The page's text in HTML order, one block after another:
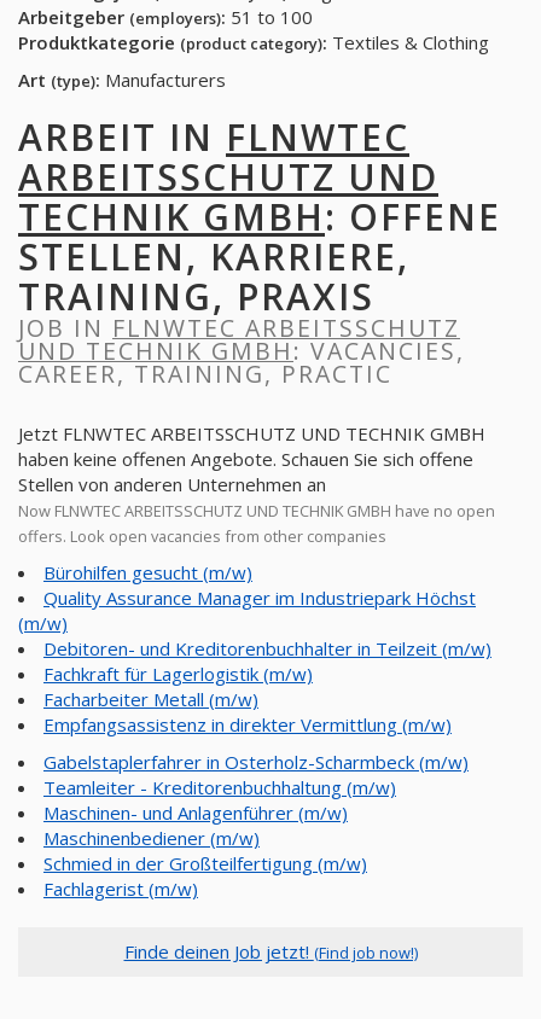
Arbeitgeber (employers): 51 to 100
Produktkategorie (product category): Textiles & Clothing
Art (type): Manufacturers
ARBEIT IN FLNWTEC
ARBEITSSCHUTZ UND
TECHNIK GMBH: OFFENE
STELLEN, KARRIERE,
TRAINING, PRAXIS
JOB IN FLNWTEC ARBEITSSCHUTZ
UND TECHNIK GMBH: VACANCIES,
CAREER, TRAINING, PRACTIC
Jetzt FLNWTEC ARBEITSSCHUTZ UND TECHNIK GMBH
haben keine offenen Angebote. Schauen Sie sich offene
Stellen von anderen Unternehmen an
Now FLNWTEC ARBEITSSCHUTZ UND TECHNIK GMBH have no open
offers. Look open vacancies from other companies
Bürohilfen gesucht (m/w)
Quality Assurance Manager im Industriepark Höchst
(m/w)
Debitoren- und Kreditorenbuchhalter in Teilzeit (m/w)
Fachkraft für Lagerlogistik (m/w)
Facharbeiter Metall (m/w)
Empfangsassistenz in direkter Vermittlung (m/w)
Gabelstaplerfahrer in Osterholz-Scharmbeck (m/w)
Teamleiter - Kreditorenbuchhaltung (m/w)
Maschinen- und Anlagenführer (m/w)
Maschinenbediener (m/w)
Schmied in der Großteilfertigung (m/w)
Fachlagerist (m/w)
Finde deinen Job jetzt! (Find job now!)